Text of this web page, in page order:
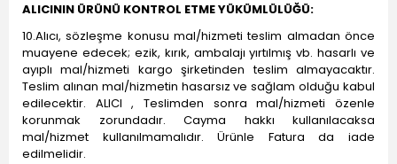
ALICININ ÜRÜNÜ KONTROL ETME YÜKÜMLÜLÜĞÜ:
10.Alıcı, sözleşme konusu mal/hizmeti teslim almadan önce
muayene edecek; ezik, kırık, ambalajı yırtılmış vb. hasarlı ve
ayıplı mal/hizmeti kargo şirketinden teslim almayacaktır.
Teslim alınan mal/hizmetin hasarsız ve sağlam olduğu kabul
edilecektir. ALICI , Teslimden sonra mal/hizmeti özenle
korunmak zorundadır. Cayma hakkı kullanılacaksa
mal/hizmet kullanılmamalıdır. Ürünle Fatura da iade
edilmelidir.